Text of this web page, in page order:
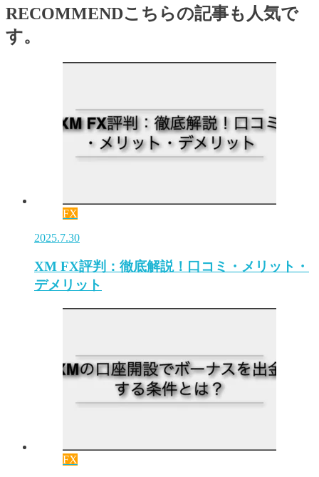
RECOMMENDこちらの記事も人気で
す。
FX
2025.7.30
XM FX評判：徹底解説！口コミ・メリット・
デメリット
FX